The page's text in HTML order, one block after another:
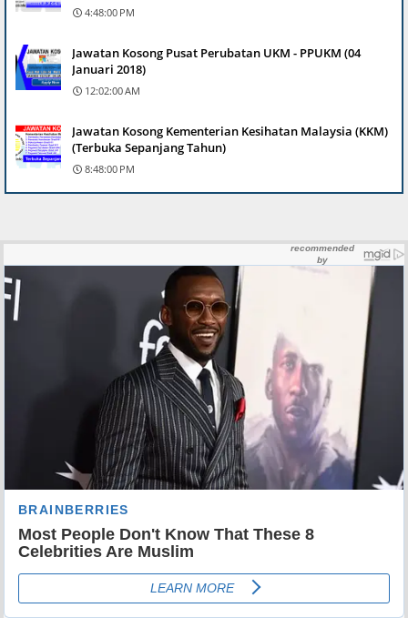
4:48:00 PM
Jawatan Kosong Pusat Perubatan UKM - PPUKM (04
Januari 2018)
12:02:00 AM
Jawatan Kosong Kementerian Kesihatan Malaysia (KKM)
(Terbuka Sepanjang Tahun)
8:48:00 PM